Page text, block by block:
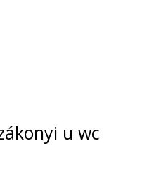
u wc